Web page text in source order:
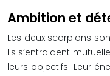
Ambition et
Les deux scorpions
Ils s’entraident
leurs objectifs. Leur